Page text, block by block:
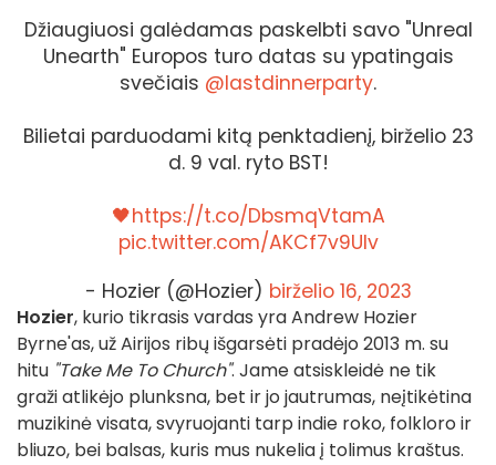
Džiaugiuosi galėdamas paskelbti savo "Unreal
Unearth" Europos turo datas su ypatingais
svečiais @lastdinnerparty.
Bilietai parduodami kitą penktadienį, birželio 23
d. 9 val. ryto BST!
🖤https://t.co/DbsmqVtamA
pic.twitter.com/AKCf7v9Ulv
- Hozier (@Hozier) birželio 16, 2023
Hozier, kurio tikrasis vardas yra Andrew Hozier
Byrne'as, už Airijos ribų išgarsėti pradėjo 2013 m. su
hitu "Take Me To Church". Jame atsiskleidė ne tik
graži atlikėjo plunksna, bet ir jo jautrumas, neįtikėtina
muzikinė visata, svyruojanti tarp indie roko, folkloro ir
bliuzo, bei balsas, kuris mus nukelia į tolimus kraštus.